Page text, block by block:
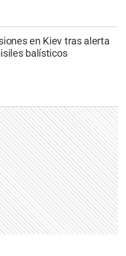
en Kiev tras alerta
balísticos